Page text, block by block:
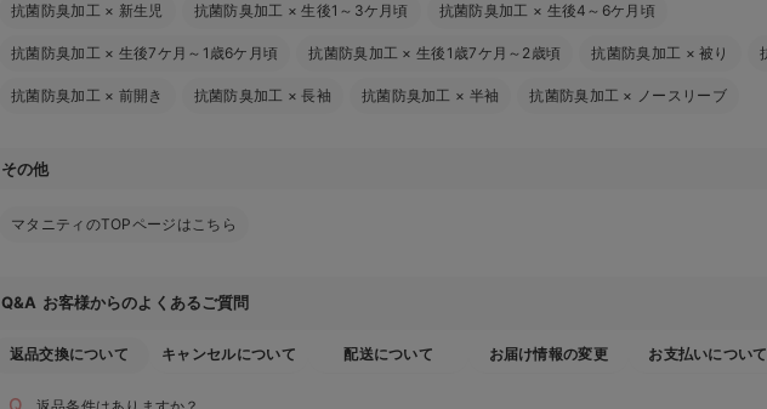
抗菌防臭加工 × 新生児 抗菌防臭加工 ×生後1～3ケ月頃 抗菌防臭加工 × 生後4～6ケ月頃
抗菌防臭加工 × 生後7ケ月～1歳6ケ月頃 抗菌防臭加工 ×生後1歳7ケ月～2歳頃 抗菌防臭加工 ×被り
抗菌防臭加工 × 前開き 抗菌防臭加工 ×長袖 抗菌防臭加工 × 半袖 抗菌防臭加工 × ノースリーブ
その他
マタニティのTOPページはこちら
Q&A お客様からのよくあるご質問
返品交換について キャンセルについて 配送について お届け情報の変更 お支払いについて